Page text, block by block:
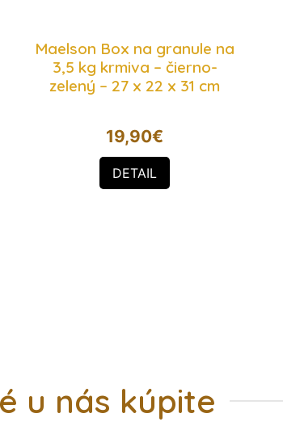
Maelson Box na granule na
3,5 kg krmiva – čierno-
zelený – 27 x 22 x 31 cm
19,90€
DETAIL
u nás kúpite